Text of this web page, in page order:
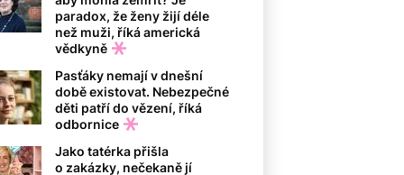
paradox, že ženy žijí déle
než muži, říká americká
vědkyně
Pasťáky nemají v dnešní
době existovat. Nebezpečné
děti patří do vězení, říká
odbornice
Jako tatérka přišla
o zakázky, nečekaně jí